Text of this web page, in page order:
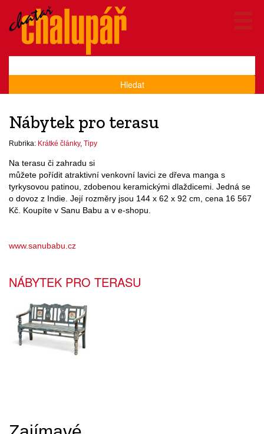
Hledat
Nábytek pro terasu
Rubrika: Krátké články, Tipy
Na terasu či zahradu si
můžete pořídit atraktivní venkovní lavici ze dřeva manga s
tyrkysovou patinou, zdobenou keramickými dlaždicemi. Jedná se
o dovoz z Indie. Její rozměry jsou 144 x 62 x 92 cm, cena 16 567
Kč. Koupíte v Sanu Babu a v e-shopu.
www.sanubabu.cz
NÁBYTEK PRO TERASU